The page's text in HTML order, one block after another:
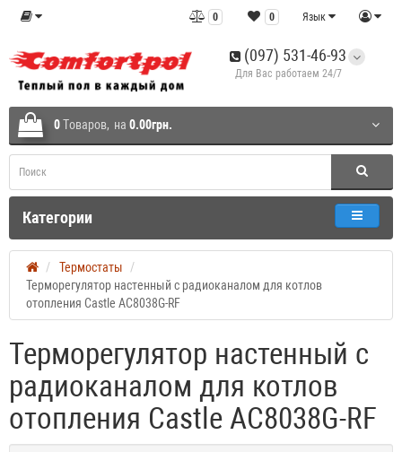
Язык
0
0
(097) 531-46-93
Для Вас работаем 24/7
0Tоваров, на 0.00грн.
Категории
Термостаты
Терморегулятор настенный с радиоканалом для котлов
отопления Castle АС8038G-RF
Терморегулятор настенный с
радиоканалом для котлов
отопления Castle АС8038G-RF